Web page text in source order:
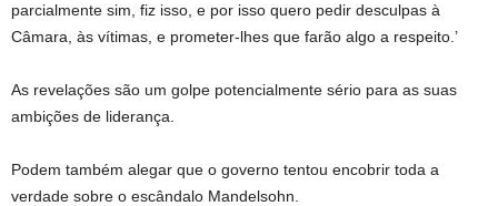
parcialmente sim, fiz isso, e por isso quero pedir desculpas à
Câmara, às vítimas, e prometer-lhes que farão algo a respeito.’
As revelações são um golpe potencialmente sério para as suas
ambições de liderança.
Podem também alegar que o governo tentou encobrir toda a
verdade sobre o escândalo Mandelsohn.